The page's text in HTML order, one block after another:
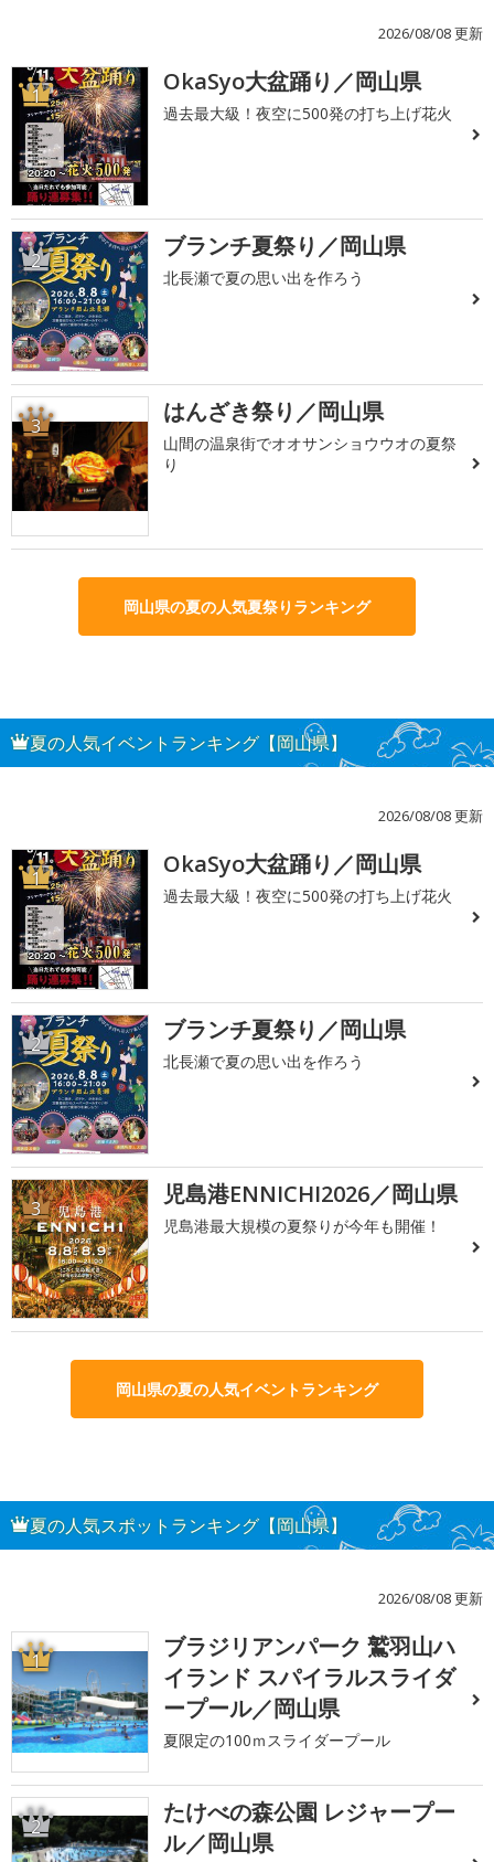
2026/08/08 更新
1 OkaSyo大盆踊り／岡山県
過去最大級！夜空に500発の打ち上げ花火
2 ブランチ夏祭り／岡山県
北長瀬で夏の思い出を作ろう
3 はんざき祭り／岡山県
山間の温泉街でオオサンショウウオの夏祭
り
岡山県の夏の人気夏祭りランキング
夏の人気イベントランキング【岡山県】
2026/08/08 更新
1 OkaSyo大盆踊り／岡山県
過去最大級！夜空に500発の打ち上げ花火
2 ブランチ夏祭り／岡山県
北長瀬で夏の思い出を作ろう
3 児島港ENNICHI2026／岡山県
児島港最大規模の夏祭りが今年も開催！
岡山県の夏の人気イベントランキング
夏の人気スポットランキング【岡山県】
2026/08/08 更新
1
ブラジリアンパーク 鷲羽山ハ
イランド スパイラルスライダ
ープール／岡山県
夏限定の100ｍスライダープール
2
たけべの森公園 レジャープー
ル／岡山県